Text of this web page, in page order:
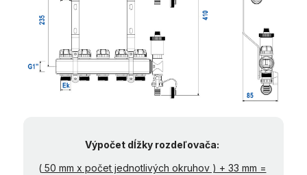
Výpočet dĺžky rozdeľovača:
(50 mm x počet jednotlivých okruhov ) + 33 mm =